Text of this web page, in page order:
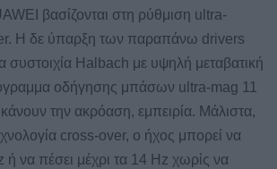
βασίζονται στη ρύθμιση ultra-
H δε ύπαρξη των παραπάνω drivers
συστοιχία Halbach με υψηλή μεταβατική
οδήγησης μπάσων ultra-mag 11
την ακρόαση, εμπειρία. Μάλιστα,
cross-over, ο ήχος μπορεί να
ή να πέσει μέχρι τα 14 Hz χωρίς να